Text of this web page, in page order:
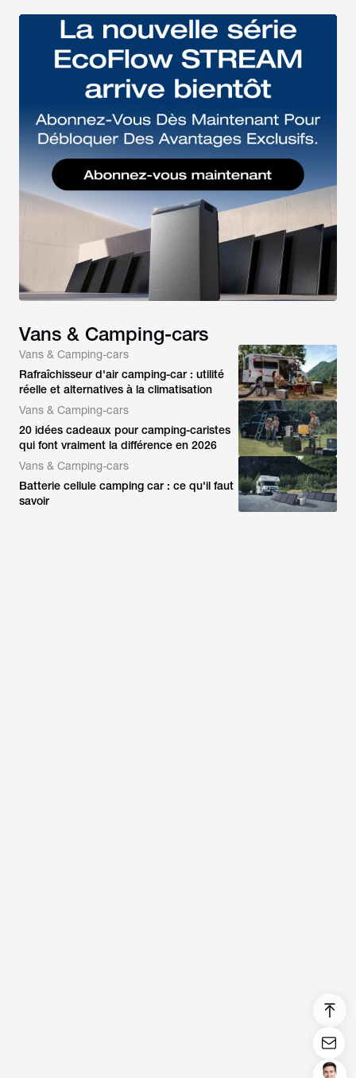
Vans & Camping-cars
Vans & Camping-cars
Rafraîchisseur d'air camping-car : utilité
réelle et alternatives à la climatisation
Vans & Camping-cars
20 idées cadeaux pour camping-caristes
qui font vraiment la différence en 2026
Vans & Camping-cars
Batterie cellule camping car : ce qu'il faut
savoir